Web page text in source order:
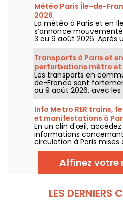
Météo Paris Île-de-
2026
La météo à Paris et en
s’annonce
3 au 9 août 2026. Après
marqué par un risque
températures vont
avant le retour d’un
ensoleillé pour le week-
Transports à Paris et
perturbations métro et
2026
Les transports en
de-France sont
au 9 août 2026, avec
d'été qui impactent
certaines lignes, selon la
Info Metro RER trains,
et manifestations à
août 2026
En un clin d'œil,
informations
circulation à Paris
réel. Metro RER et
travaux, circulation,
manifestations, on vous
informations pratiques
Affinez votre
LES DERNIERS